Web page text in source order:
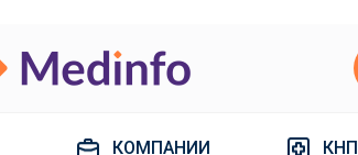
КОМПАНИИ КНП